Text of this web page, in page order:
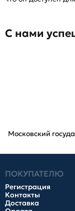
С нами
Московский
ПОКУПАТЕЛЮ
Регистрация
Контакты
Доставка